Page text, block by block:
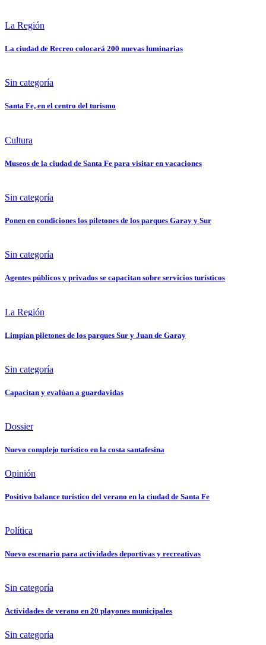
La Región
La ciudad de Recreo colocará 200 nuevas luminarias
Sin categoría
Santa Fe, en el centro del turismo
Cultura
Museos de la ciudad de Santa Fe para visitar en vacaciones
Sin categoría
Ponen en condiciones los piletones de los parques Garay y Sur
Sin categoría
Agentes públicos y privados se capacitan sobre servicios turísticos
La Región
Limpian piletones de los parques Sur y Juan de Garay
Sin categoría
Capacitan y evalúan a guardavidas
Dossier
Nuevo complejo turístico en la costa santafesina
Opinión
Positivo balance turístico del verano en la ciudad de Santa Fe
Política
Nuevo escenario para actividades deportivas y recreativas
Sin categoría
Actividades de verano en 20 playones municipales
Sin categoría